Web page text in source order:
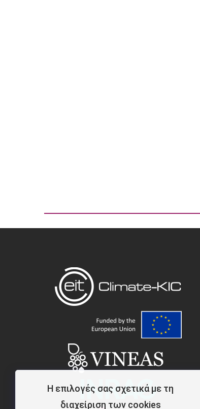
Η επιλογές σας σχετικά με τη
διαχείριση των cookies